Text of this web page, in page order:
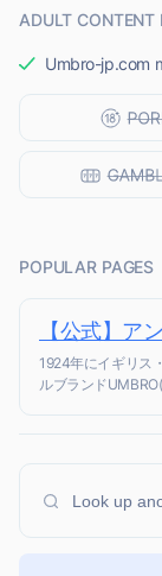
ADULT CONTENT
Umbro-jp.com
POPULAR PAGES
【公式】ア
1924年にイギリス
ルブランド